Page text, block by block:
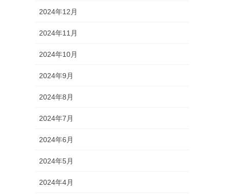
2024年12月
2024年11月
2024年10月
2024年9月
2024年8月
2024年7月
2024年6月
2024年5月
2024年4月